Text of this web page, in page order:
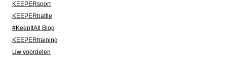
KEEPERsport
KEEPERbattle
#KeepItAll Blog
KEEPERtraining
Uw voordelen